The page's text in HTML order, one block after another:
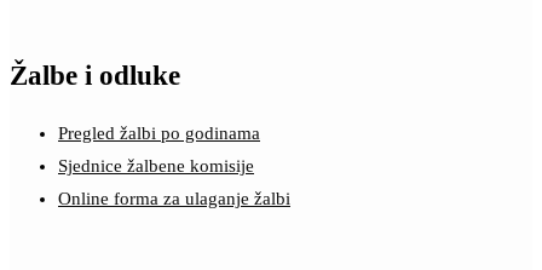
Žalbe i odluke
Pregled žalbi po godinama
Sjednice žalbene komisije
Online forma za ulaganje žalbi